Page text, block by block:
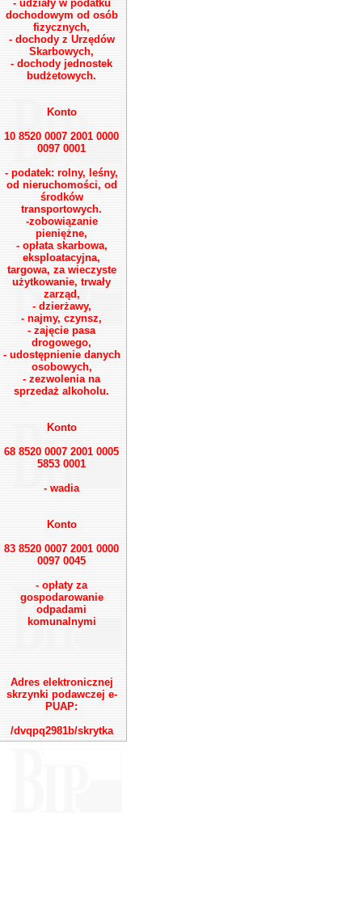
- udziały w podatku
dochodowym od osób
fizycznych,
- dochody z Urzędów
Skarbowych,
- dochody jednostek
budżetowych.
Konto
10 8520 0007 2001 0000
0097 0001
- podatek: rolny, leśny,
od nieruchomości, od
środków
transportowych.
-zobowiązanie
pieniężne,
- opłata skarbowa,
eksploatacyjna,
targowa, za wieczyste
użytkowanie, trwały
zarząd,
- dzierżawy,
- najmy, czynsz,
- zajęcie pasa
drogowego,
- udostępnienie danych
osobowych,
- zezwolenia na
sprzedaż alkoholu.
Konto
68 8520 0007 2001 0005
5853 0001
- wadia
Konto
83 8520 0007 2001 0000
0097 0045
- opłaty za
gospodarowanie
odpadami
komunalnymi
Adres elektronicznej
skrzynki podawczej e-
PUAP:
/dvqpq2981b/skrytka